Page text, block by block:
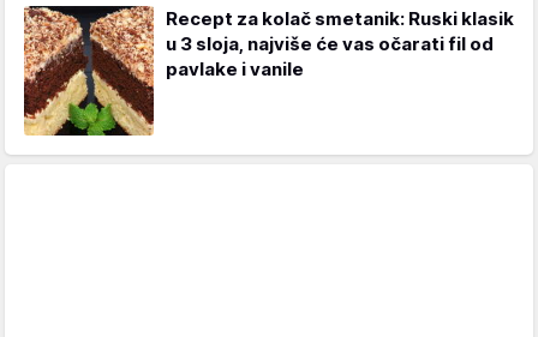
Recept za kolač smetanik: Ruski klasik
u 3 sloja, najviše će vas očarati fil od
pavlake i vanile